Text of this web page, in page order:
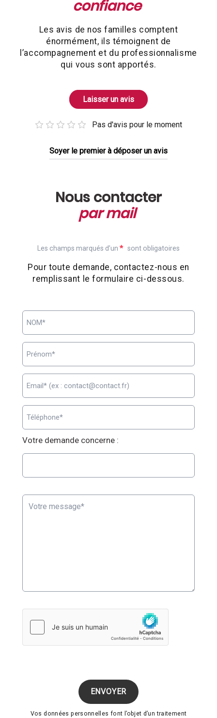
confiance
Les avis de nos familles comptent
énormément, ils témoignent de
l’accompagnement et du professionnalisme
qui vous sont apportés.
Laisser un avis
Pas d'avis pour le moment
Soyer le premier à déposer un avis
Nous contacter
par mail
Les champs marqués d’un * sont obligatoires
Pour toute demande, contactez-nous en
remplissant le formulaire ci-dessous.
Votre demande concerne :
Vos données personnelles font l’objet d’un traitement